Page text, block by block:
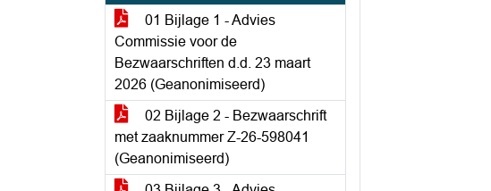
01 Bijlage 1 - Advies
Commissie voor de
Bezwaarschriften d.d. 23 maart
2026 (Geanonimiseerd)
02 Bijlage 2 - Bezwaarschrift
met zaaknummer Z-26-598041
(Geanonimiseerd)